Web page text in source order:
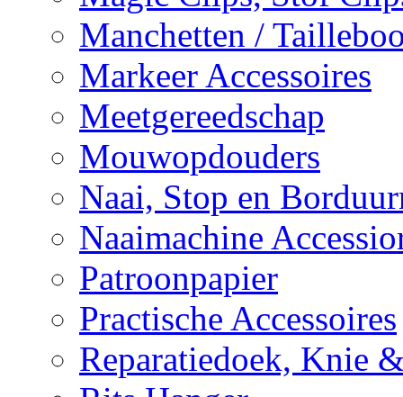
Manchetten /
Markeer Accessoires
Meetgereedschap
Mouwopdouders
Naai, Stop en
Naaimachine
Patroonpapier
Practische Accessoires
Reparatiedoek, Knie